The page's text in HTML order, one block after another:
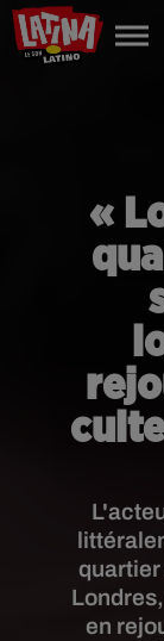
«
quartier
en